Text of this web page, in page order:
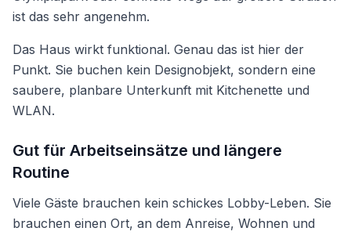
ist das sehr angenehm.
Das Haus wirkt funktional. Genau das ist hier der
Punkt. Sie buchen kein Designobjekt, sondern eine
saubere, planbare Unterkunft mit Kitchenette und
WLAN.
Gut für Arbeitseinsätze und längere
Routine
Viele Gäste brauchen kein schickes Lobby-Leben. Sie
brauchen einen Ort, an dem Anreise, Wohnen und